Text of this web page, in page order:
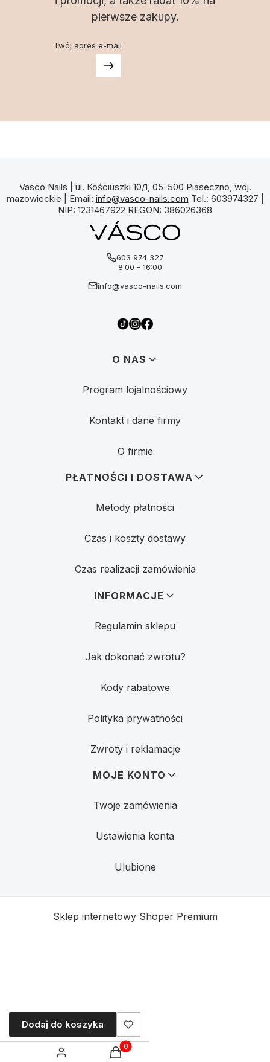
pierwsze zakupy.
Twój adres e-mail
Vasco Nails | ul. Kościuszki 10/1, 05-500 Piaseczno, woj.
mazowieckie | Email: info@vasco-nails.com Tel.: 603974327 |
NIP: 1231467922 REGON: 386026368
603 974 327
8:00 - 16:00
info@vasco-nails.com
O NAS
Program lojalnościowy
Kontakt i dane firmy
O firmie
PŁATNOŚCI I DOSTAWA
Metody płatności
Czas i koszty dostawy
Czas realizacji zamówienia
INFORMACJE
Regulamin sklepu
Jak dokonać zwrotu?
Kody rabatowe
Polityka prywatności
Zwroty i reklamacje
MOJE KONTO
Twoje zamówienia
Ustawienia konta
Ulubione
Sklep internetowy Shoper Premium
Dodaj do koszyka
Produkty w koszyku: 0. Zobacz